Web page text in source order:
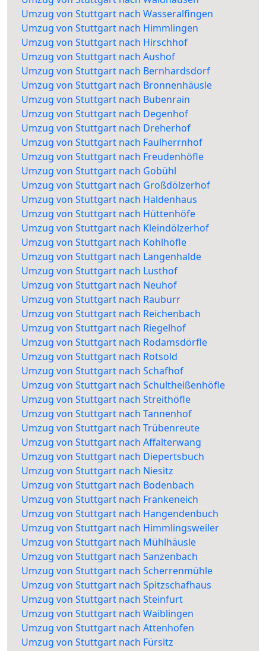
Umzug von Stuttgart nach Wasseralfingen
Umzug von Stuttgart nach Himmlingen
Umzug von Stuttgart nach Hirschhof
Umzug von Stuttgart nach Aushof
Umzug von Stuttgart nach Bernhardsdorf
Umzug von Stuttgart nach Bronnenhäusle
Umzug von Stuttgart nach Bubenrain
Umzug von Stuttgart nach Degenhof
Umzug von Stuttgart nach Dreherhof
Umzug von Stuttgart nach Faulherrnhof
Umzug von Stuttgart nach Freudenhöfle
Umzug von Stuttgart nach Gobühl
Umzug von Stuttgart nach Großdölzerhof
Umzug von Stuttgart nach Haldenhaus
Umzug von Stuttgart nach Hüttenhöfe
Umzug von Stuttgart nach Kleindölzerhof
Umzug von Stuttgart nach Kohlhöfle
Umzug von Stuttgart nach Langenhalde
Umzug von Stuttgart nach Lusthof
Umzug von Stuttgart nach Neuhof
Umzug von Stuttgart nach Rauburr
Umzug von Stuttgart nach Reichenbach
Umzug von Stuttgart nach Riegelhof
Umzug von Stuttgart nach Rodamsdörfle
Umzug von Stuttgart nach Rotsold
Umzug von Stuttgart nach Schafhof
Umzug von Stuttgart nach Schultheißenhöfle
Umzug von Stuttgart nach Streithöfle
Umzug von Stuttgart nach Tannenhof
Umzug von Stuttgart nach Trübenreute
Umzug von Stuttgart nach Affalterwang
Umzug von Stuttgart nach Diepertsbuch
Umzug von Stuttgart nach Niesitz
Umzug von Stuttgart nach Bodenbach
Umzug von Stuttgart nach Frankeneich
Umzug von Stuttgart nach Hangendenbuch
Umzug von Stuttgart nach Himmlingsweiler
Umzug von Stuttgart nach Mühlhäusle
Umzug von Stuttgart nach Sanzenbach
Umzug von Stuttgart nach Scherrenmühle
Umzug von Stuttgart nach Spitzschafhaus
Umzug von Stuttgart nach Steinfurt
Umzug von Stuttgart nach Waiblingen
Umzug von Stuttgart nach Attenhofen
Umzug von Stuttgart nach Fürsitz